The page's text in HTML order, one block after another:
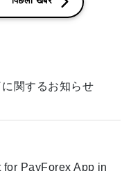
に関するお知らせ
for PayForex App in